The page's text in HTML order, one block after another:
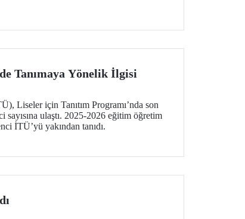
Tanımaya Yönelik İlgisi
Liseler için Tanıtım Programı’nda son
sayısına ulaştı. 2025-2026 eğitim öğretim
İTÜ’yü yakından tanıdı.